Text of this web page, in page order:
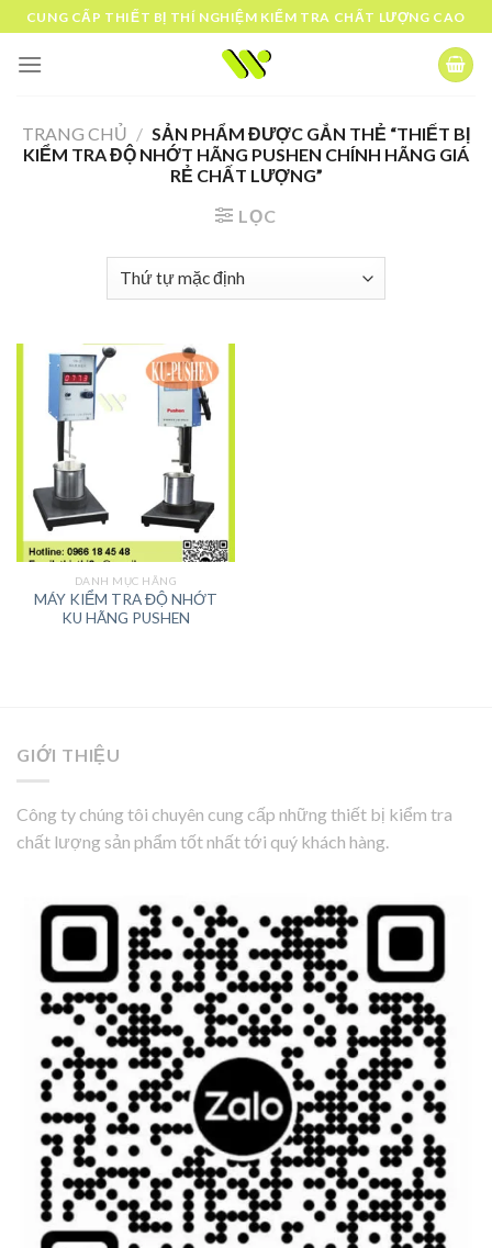
Skip
to
content
CUNG CẤP THIẾT BỊ THÍ NGHIỆM KIỂM TRA CHẤT LƯỢNG CAO
TRANG CHỦ / SẢN PHẨM ĐƯỢC GẮN THẺ “THIẾT BỊ
KIỂM TRA ĐỘ NHỚT HÃNG PUSHEN CHÍNH HÃNG GIÁ
RẺ CHẤT LƯỢNG”
LỌC
DANH MỤC HÃNG
MÁY KIỂM TRA ĐỘ NHỚT
KU HÃNG PUSHEN
GIỚI THIỆU
Công ty chúng tôi chuyên cung cấp những thiết bị kiểm tra
chất lượng sản phẩm tốt nhất tới quý khách hàng.